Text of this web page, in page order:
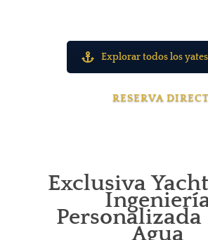
Explorar todos los
RESERVA
Exclusiva
Personalizada
Agua